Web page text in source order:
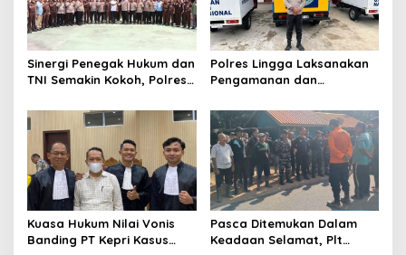
Sinergi Penegak Hukum dan
TNI Semakin Kokoh, Polres
Silaturahmi
Polres Lingga Laksanakan
Pengamanan dan
Yayasan Kemala
Bhayangkari Polres Lingga
Kuasa Hukum Nilai Vonis
Banding PT Kepri Kasus
Pasca Ditemukan Dalam
Keadaan Selamat, Plt